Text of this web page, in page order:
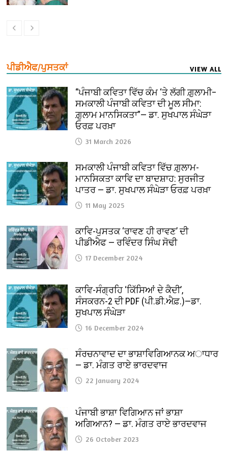
ਪੀਡੀਐਫ/ਪੁਸਤਕਾਂ VIEW ALL
“ਪੰਜਾਬੀ ਕਵਿਤਾ ਵਿੱਚ ਕੰਮ ‘ਤੇ ਲੱਗੀ ਗ਼ੁਲਾਮੀ–
ਸਮਕਾਲੀ ਪੰਜਾਬੀ ਕਵਿਤਾ ਦੀ ਮੂਲ ਸੀਮਾ:
ਗ਼ੁਲਾਮ ਮਾਨਸਿਕਤਾ”— ਡਾ. ਸੁਖਪਾਲ ਸੰਘੇੜਾ
ਓਰਫ਼ ਪਰਖ਼ਾ
31 March 2026
ਸਮਕਾਲੀ ਪੰਜਾਬੀ ਕਵਿਤਾ ਵਿੱਚ ਗ਼ੁਲਾਮ-
ਮਾਨਸਿਕਤਾ ਕਾਵਿ ਦਾ ਬਾਦਸ਼ਾਹ: ਸੁਰਜੀਤ
ਪਾਤਰ — ਡਾ. ਸੁਖਪਾਲ ਸੰਘੇੜਾ ਓਰਫ਼ ਪਰਖ਼ਾ
11 May 2025
ਕਾਵਿ-ਪੁਸਤਕ ‘ਰਾਵਣ ਹੀ ਰਾਵਣ’ ਦੀ
ਪੀਡੀਐਫ — ਰਵਿੰਦਰ ਸਿੰਘ ਸੋਢੀ
17 December 2024
ਕਾਵਿ-ਸੰਗ੍ਰਹਿ ‘ਕਿੱਸਿਆਂ ਦੇ ਕੈਦੀ’,
ਸੰਸਕਰਨ-2 ਦੀ PDF (ਪੀ.ਡੀ.ਐਫ਼.)—ਡਾ.
ਸੁਖਪਾਲ ਸੰਘੇੜਾ
16 December 2024
ਸੰਰਚਨਾਵਾਦ ਦਾ ਭਾਸ਼ਾਵਿਗਿਆਨਕ ਅਾਧਾਰ
— ਡਾ. ਮੰਗਤ ਰਾਏ ਭਾਰਦਵਾਜ
22 January 2024
ਪੰਜਾਬੀ ਭਾਸ਼ਾ ਵਿਗਿਆਨ ਜਾਂ ਭਾਸ਼ਾ
ਅਗਿਆਨ? — ਡਾ. ਮੰਗਤ ਰਾਏ ਭਾਰਦਵਾਜ
26 October 2023